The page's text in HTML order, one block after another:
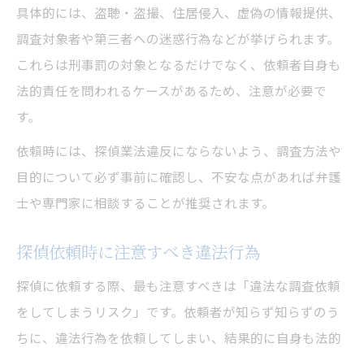
法
依頼者と探偵の権利と義務を解説
探偵依頼者に認められる主な権利とは
探偵と依頼者双方の義務と責任を整理
具体的には、盗聴・盗撮、住居侵入、虚偽の情報提供、
調査対象者や第三者への迷惑行為などが挙げられます。
これらは刑事罰の対象となるだけでなく、依頼者自身も
法的責任を問われるケースがあるため、注意が必要で
す。
依頼時には、探偵業法違反にならないよう、調査方法や
目的について必ず事前に確認し、不安な点があれば弁護
士や専門家に相談することが推奨されます。
探偵依頼時に注意すべき違法行為
探偵に依頼する際、最も注意すべきは「違法な調査依頼
をしてしまうリスク」です。依頼者が知らず知らずのう
ちに、違法行為を依頼してしまい、結果的に自身も法的